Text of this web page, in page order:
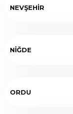
NEVŞEHİR
NİĞDE
ORDU